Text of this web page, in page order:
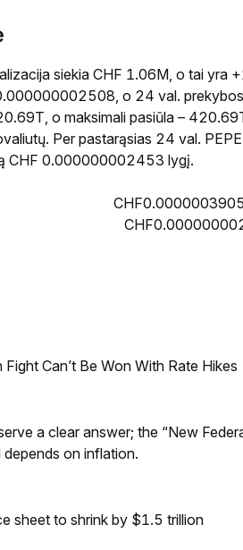
siekia CHF 1.06M, o tai yra
o 24 val.
o maksimali pasiūla –
Per pastarąsias 24 val.
CHF 0.000000002453 lygį.
Can’t Be Won With Rate Hikes
a clear answer; the “New
on inflation.
sheet to shrink by $1.5 trillion